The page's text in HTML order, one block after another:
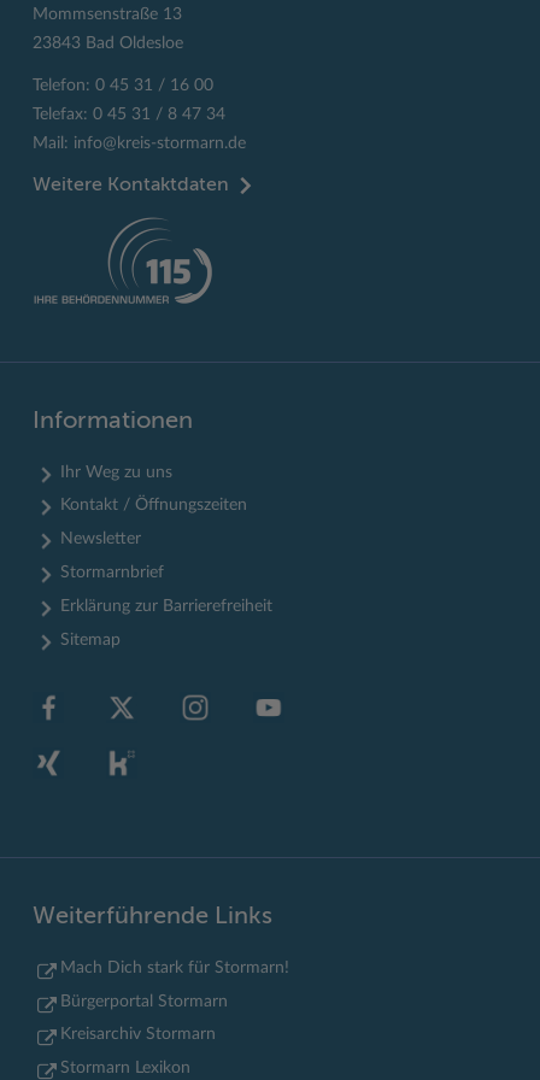
Mommsenstraße 13
23843 Bad Oldesloe
Telefon: 0 45 31 / 16 00
Telefax: 0 45 31 / 8 47 34
Mail: info@kreis-stormarn.de
Weitere Kontaktdaten
Informationen
Ihr Weg zu uns
Kontakt / Öffnungszeiten
Newsletter
Stormarnbrief
Erklärung zur Barrierefreiheit
Sitemap
Weiterführende Links
Mach Dich stark für Stormarn!
Bürgerportal Stormarn
Kreisarchiv Stormarn
Stormarn Lexikon